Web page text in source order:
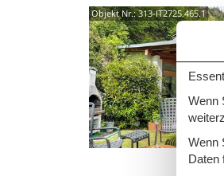
Objekt Nr.:313-IT2725.465.1
Wenn
Wenn
Daten